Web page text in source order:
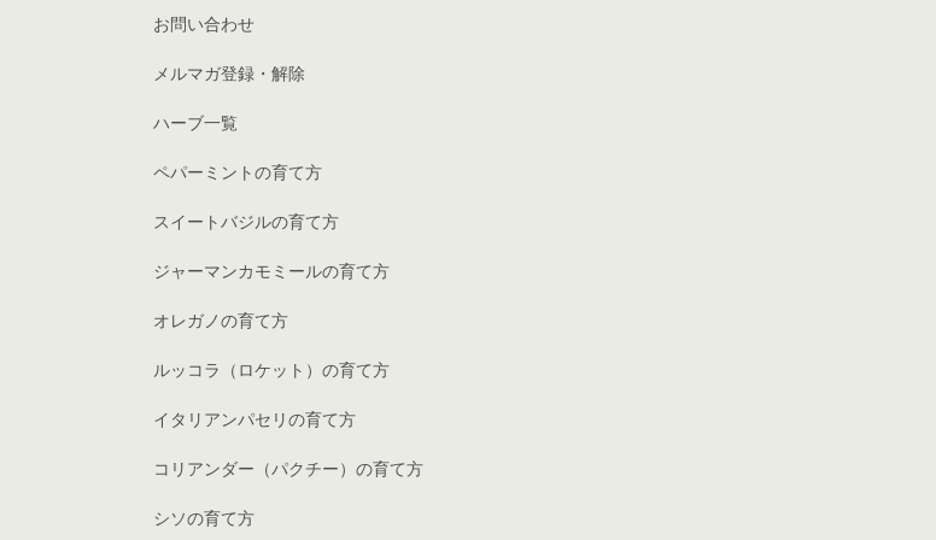
お問い合わせ
メルマガ登録・解除
ハーブ一覧
ペパーミントの育て方
スイートバジルの育て方
ジャーマンカモミールの育て方
オレガノの育て方
ルッコラ（ロケット）の育て方
イタリアンパセリの育て方
コリアンダー（パクチー）の育て方
シソの育て方